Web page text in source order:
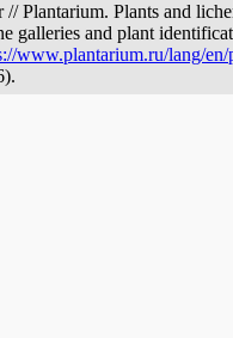
// Plantarium. Plants and
galleries and plant
www.plantarium.ru/lang/